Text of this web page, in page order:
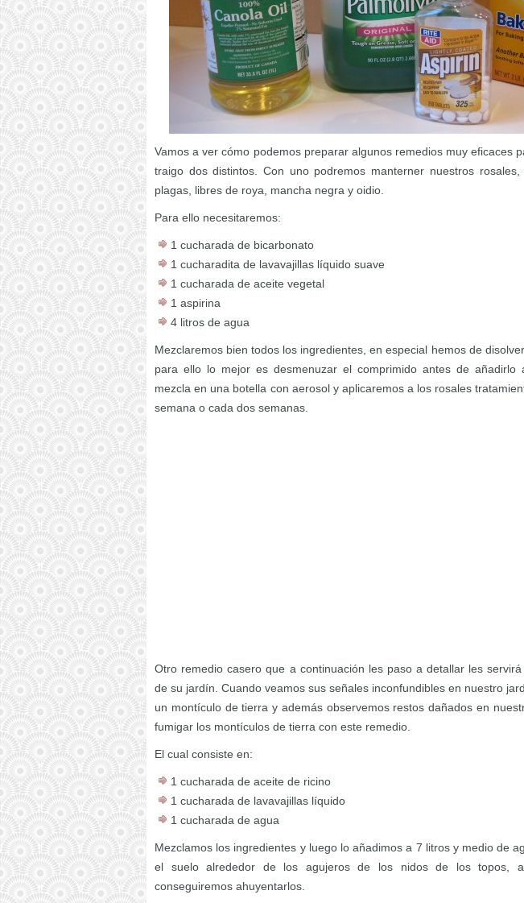
Vamos a ver cómo podemos preparar algunos remedios muy eficaces
traigo dos distintos. Con uno podremos manterner nuestros
plagas, libres de roya, mancha negra y oidio.
Para ello necesitaremos:
1 cucharada de bicarbonato
1 cucharadita de lavavajillas líquido suave
1 cucharada de aceite vegetal
1 aspirina
4 litros de agua
Mezclaremos bien todos los ingredientes, en especial hemos de
para ello lo mejor es desmenuzar el comprimido antes de añadirlo
mezcla en una botella con aerosol y aplicaremos a los rosales
semana o cada dos semanas.
Otro remedio casero que a continuación les paso a detallar les
de su jardín. Cuando veamos sus señales inconfundibles en nuestro
un montículo de tierra y además observemos restos dañados en
fumigar los montículos de tierra con este remedio.
El cual consiste en:
1 cucharada de aceite de ricino
1 cucharada de lavavajillas líquido
1 cucharada de agua
Mezclamos los ingredientes y luego lo añadimos a 7 litros y medio de
el suelo alrededor de los agujeros de los nidos de los topos,
conseguiremos ahuyentarlos.